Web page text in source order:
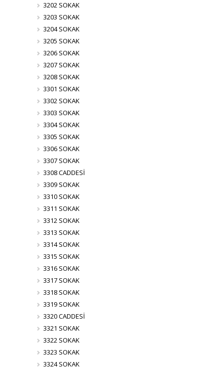
3202 SOKAK
3203 SOKAK
3204 SOKAK
3205 SOKAK
3206 SOKAK
3207 SOKAK
3208 SOKAK
3301 SOKAK
3302 SOKAK
3303 SOKAK
3304 SOKAK
3305 SOKAK
3306 SOKAK
3307 SOKAK
3308 CADDESİ
3309 SOKAK
3310 SOKAK
3311 SOKAK
3312 SOKAK
3313 SOKAK
3314 SOKAK
3315 SOKAK
3316 SOKAK
3317 SOKAK
3318 SOKAK
3319 SOKAK
3320 CADDESİ
3321 SOKAK
3322 SOKAK
3323 SOKAK
3324 SOKAK